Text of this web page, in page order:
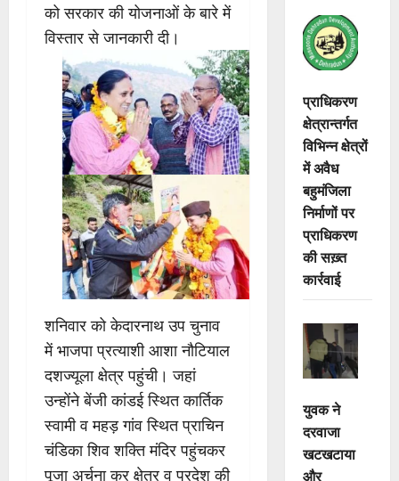
को सरकार की योजनाओं के बारे में
विस्तार से जानकारी दी।
शनिवार को केदारनाथ उप चुनाव
में भाजपा प्रत्याशी आशा नौटियाल
दशज्यूला क्षेत्र पहुंची। जहां
उन्होंने बेंजी कांडई स्थित कार्तिक
स्वामी व महड़ गांव स्थित प्राचिन
चंडिका शिव शक्ति मंदिर पहुंचकर
पूजा अर्चना कर क्षेत्र व प्रदेश की
प्राधिकरण
क्षेत्रान्तर्गत
विभिन्न क्षेत्रों
में अवैध
बहुमंजिला
निर्माणों पर
प्राधिकरण
की सख़्त
कार्रवाई
युवक ने
दरवाजा
खटखटाया
और